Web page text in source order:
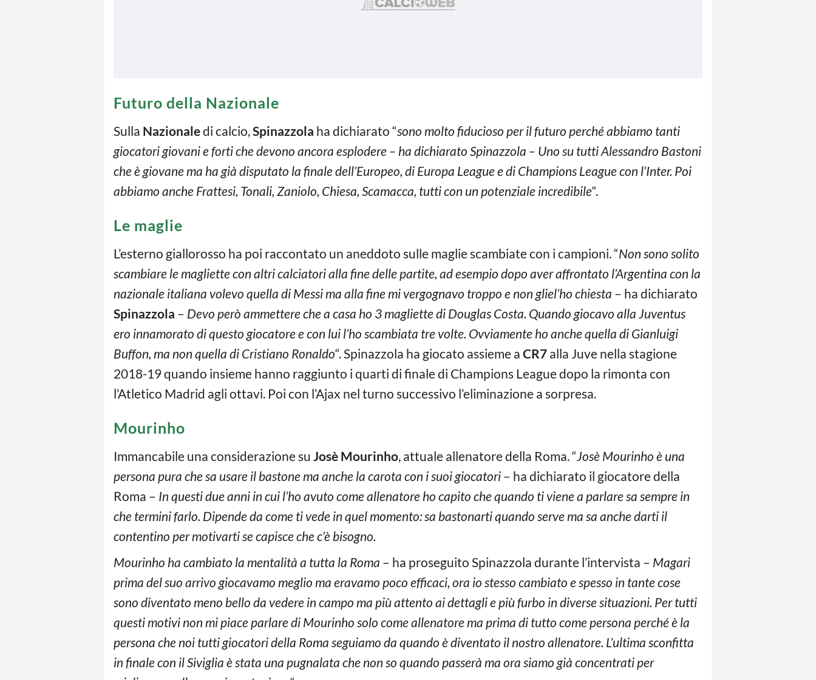
Futuro della Nazionale
Sulla Nazionaledi calcio,Spinazzola ha dichiarato “sono molto fiducioso per il futuro perché abbiamo tanti
giocatori giovani e forti che devono ancora esplodere – ha dichiarato Spinazzola – Uno su tutti Alessandro Bastoni
che è giovane ma ha già disputato la finale dell’Europeo, di Europa League e di Champions League con l’Inter. Poi
abbiamo anche Frattesi, Tonali, Zaniolo, Chiesa, Scamacca, tutti con un potenziale incredibile“.
Le maglie
L’esterno giallorosso ha poi raccontato un aneddoto sulle maglie scambiate con i campioni. “Non sono solito
scambiare le magliette con altri calciatori alla fine delle partite, ad esempio dopo aver affrontato l’Argentina con la
nazionale italiana volevo quella di Messi ma alla fine mi vergognavo troppo e non gliel’ho chiesta – ha dichiarato
Spinazzola – Devo però ammettere che a casa ho 3 magliette di Douglas Costa. Quando giocavo alla Juventus
ero innamorato di questo giocatore e con lui l’ho scambiata tre volte. Ovviamente ho anche quella di Gianluigi
Buffon, ma non quella di Cristiano Ronaldo“. Spinazzola ha giocato assieme a CR7 alla Juve nella stagione
2018-19 quando insieme hanno raggiunto i quarti di finale di Champions League dopo la rimonta con
l’Atletico Madrid agli ottavi. Poi con l’Ajax nel turno successivo l’eliminazione a sorpresa.
Mourinho
Immancabile una considerazione su Josè Mourinho, attuale allenatore della Roma. “Josè Mourinho è una
persona pura che sa usare il bastone ma anche la carota con i suoi giocatori – ha dichiarato il giocatore della
Roma – In questi due anni in cui l’ho avuto come allenatore ho capito che quando ti viene a parlare sa sempre in
che termini farlo. Dipende da come ti vede in quel momento: sa bastonarti quando serve ma sa anche darti il
contentino per motivarti se capisce che c’è bisogno.
Mourinho ha cambiato la mentalità a tutta la Roma – ha proseguito Spinazzola durante l’intervista – Magari
prima del suo arrivo giocavamo meglio ma eravamo poco efficaci, ora io stesso cambiato e spesso in tante cose
sono diventato meno bello da vedere in campo ma più attento ai dettagli e più furbo in diverse situazioni. Per tutti
questi motivi non mi piace parlare di Mourinho solo come allenatore ma prima di tutto come persona perché è la
persona che noi tutti giocatori della Roma seguiamo da quando è diventato il nostro allenatore. L’ultima sconfitta
in finale con il Siviglia è stata una pugnalata che non so quando passerà ma ora siamo già concentrati per